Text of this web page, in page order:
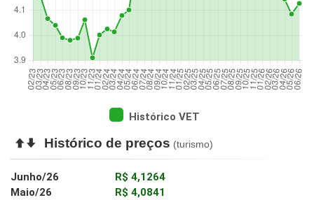
Histórico VET
Histórico de preços (turismo)
Junho/26
R$ 4,1264
Maio/26
R$ 4,0841